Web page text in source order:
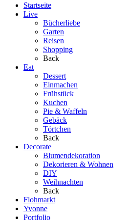
Startseite
Live
Bücherliebe
Garten
Reisen
Shopping
Back
Eat
Dessert
Einmachen
Frühstück
Kuchen
Pie & Waffeln
Gebäck
Törtchen
Back
Decorate
Blumendekoration
Dekorieren & Wohnen
DIY
Weihnachten
Back
Flohmarkt
Yvonne
Portfolio